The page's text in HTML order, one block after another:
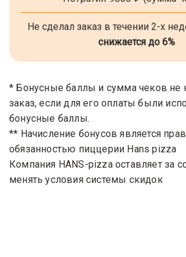
Не сделал заказ в течении 2-х
снижается до 6%
* Бонусные баллы и сумма чеков не
заказ, если для его оплаты были
бонусные баллы.
** Начисление бонусов является
обязанностью пиццерии Hans pizza
Компания HANS-pizza оставляет за
менять условия системы скидок